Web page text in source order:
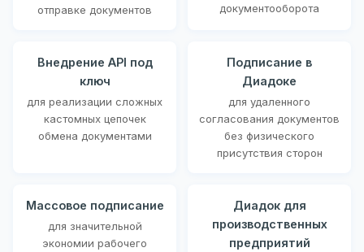
отправке документов
документооборота
Внедрение API под
ключ
для реализации сложных
кастомных цепочек
обмена документами
Подписание в
Диадоке
для удаленного
согласования документов
без физического
присутствия сторон
Массовое подписание
для значительной
экономии рабочего
Диадок для
производственных
предприятий